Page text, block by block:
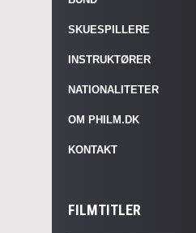
SKUESPILLERE
INSTRUKTØRER
NATIONALITETER
OM PHILM.DK
KONTAKT
FILMTITLER